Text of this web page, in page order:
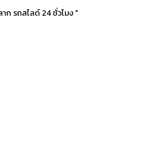
ก รถสไลด์ 24 ชั่วโมง "